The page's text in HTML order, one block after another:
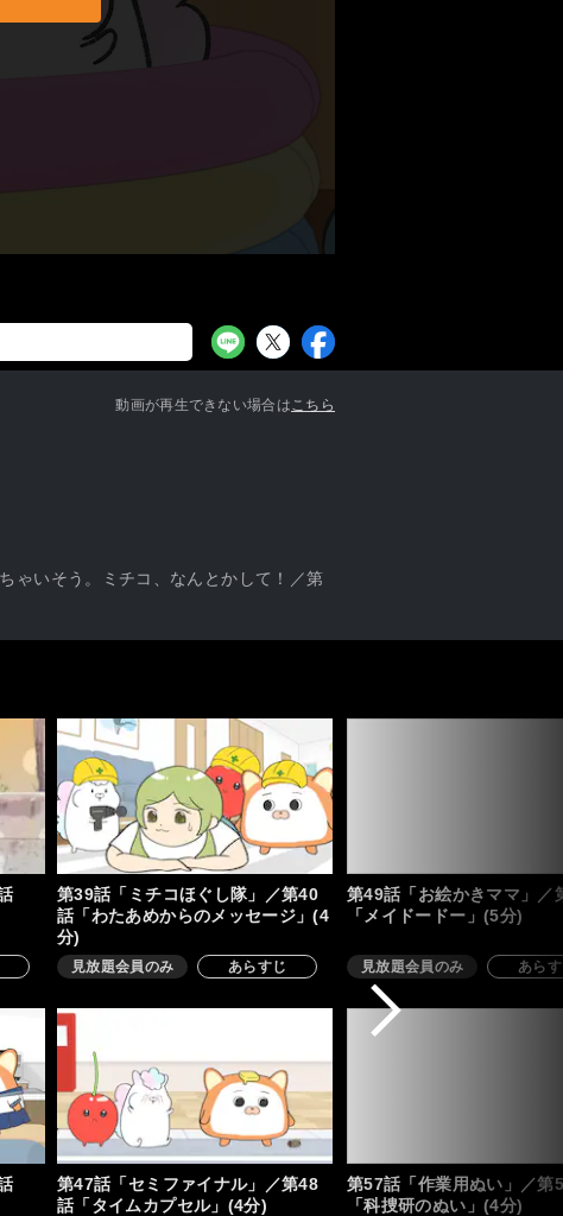
動画が再生できない場合はこちら
ゃいそう。ミチコ、なんとかして！／第
第39話「ミチコほぐし隊」／第40
話「わたあめからのメッセージ」(4
分)
見放題会員のみ あらすじ
第47話「セミファイナル」／第48
話「タイムカプセル」(4分)
第49話「お絵かきママ」／
「メイドードー」(5分)
見放題会員のみ あら
第57話「作業用ぬい」／第
「科捜研のぬい」(4分)